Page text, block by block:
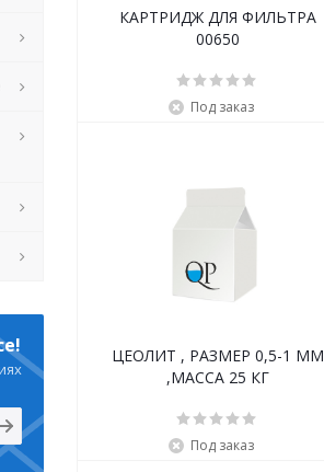
КАРТРИДЖ ДЛЯ ФИЛЬТРА
00650
Под заказ
ЦЕОЛИТ , РАЗМЕР 0,5-1 ММ
,МАССА 25 КГ
Под заказ